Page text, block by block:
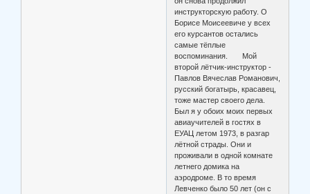
инструкторскую работу. О
Борисе Моисеевиче у всех
его курсантов остались
самые тёплые
воспоминания. Мой
второй лётчик-инструктор -
Павлов Вячеслав Романович,
русский богатырь, красавец,
тоже мастер своего дела.
Был я у обоих моих первых
авиаучителей в гостях в
ЕУАЦ летом 1973, в разгар
лётной страды. Они и
проживали в одной комнате
летнего домика на
аэродроме. В то время
Левченко было 50 лет (он с